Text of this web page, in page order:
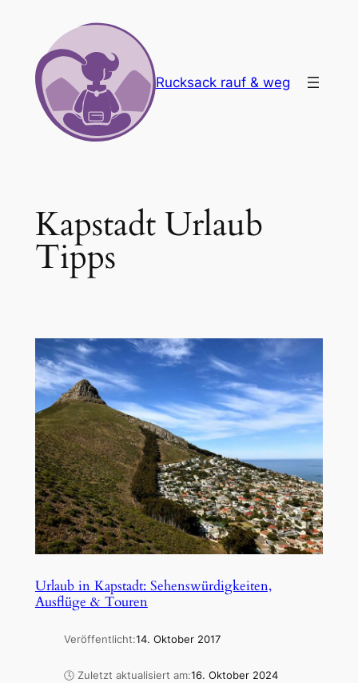
springen
Rucksack rauf & weg
Kapstadt Urlaub
Tipps
Urlaub in Kapstadt: Sehenswürdigkeiten,
Ausflüge & Touren
Veröffentlicht:14. Oktober 2017
🕓 Zuletzt aktualisiert am:16. Oktober 2024